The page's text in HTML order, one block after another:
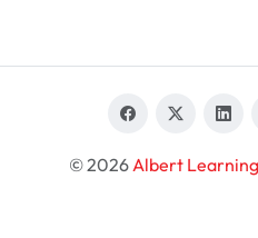
© 2026 Albert Learning